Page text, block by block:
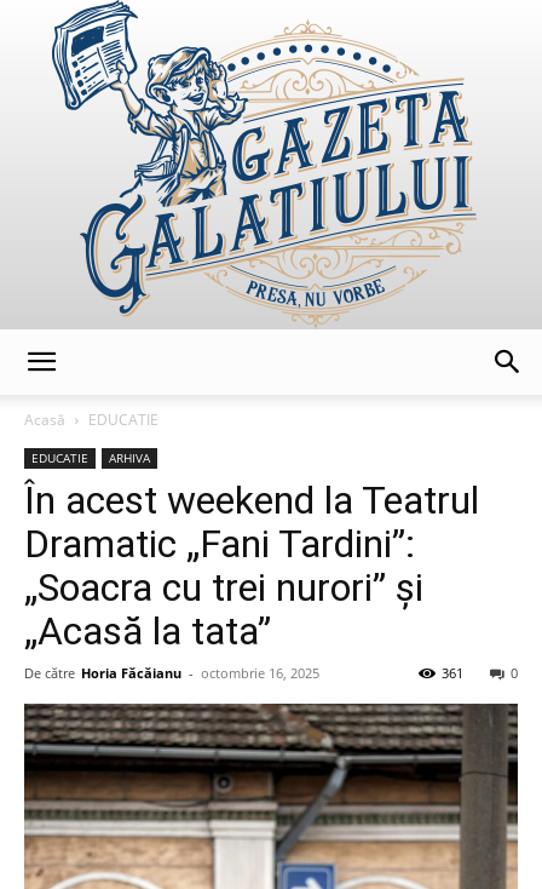
Acasă
EDUCATIE
EDUCATIE ARHIVA
În acest weekend la Teatrul
Dramatic „Fani Tardini”:
„Soacra cu trei nurori” și
„Acasă la tata”
De către Horia Făcăianu - octombrie 16, 2025 0
361